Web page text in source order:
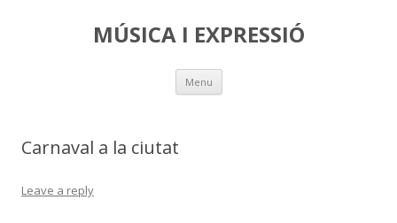
MÚSICA I EXPRESSIÓ
Menu Skip
content
Carnaval a la ciutat
Leave a reply